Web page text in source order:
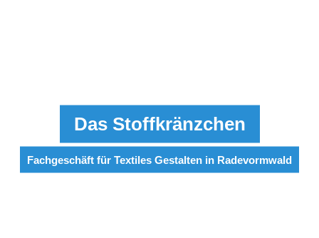
Das Stoffkränzchen
Fachgeschäft für Textiles Gestalten in Radevormwald